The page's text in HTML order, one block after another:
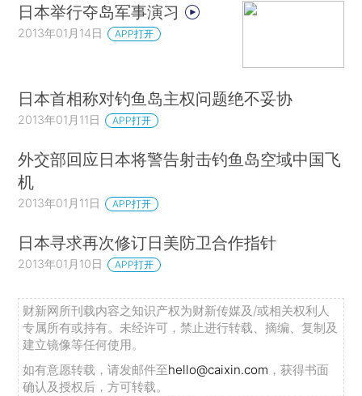
日本举行夺岛军事演习
2013年01月14日 APP打开
日本首相称对钓鱼岛主权问题绝不妥协
2013年01月11日 APP打开
外交部回应日本将警告射击钓鱼岛空域中国飞
机
2013年01月11日 APP打开
日本寻求再次修订日美防卫合作指针
2013年01月10日 APP打开
财新网所刊载内容之知识产权为财新传媒及/或相关权利人
专属所有或持有。未经许可，禁止进行转载、摘编、复制及
建立镜像等任何使用。
如有意愿转载，请发邮件至hello@caixin.com ，获得书面
确认及授权后，方可转载。